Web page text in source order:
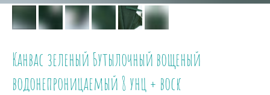
Канвас зеленый Бутылочный вощеный
водонепроницаемый 8 унц + воск